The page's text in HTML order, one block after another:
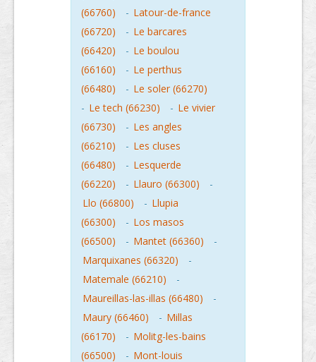
(66760)
- Latour-de-france
(66720)
- Le barcares
(66420)
- Le boulou
(66160)
- Le perthus
(66480)
- Le soler (66270)
- Le tech (66230) - Le vivier
(66730)
- Les angles
(66210)
- Les cluses
(66480)
- Lesquerde
(66220)
- Llauro (66300)
-
Llo (66800)
- Llupia
(66300)
- Los masos
(66500)
- Mantet (66360)
-
Marquixanes (66320)
-
Matemale (66210)
-
Maureillas-las-illas (66480)
-
Maury (66460)
- Millas
(66170)
- Molitg-les-bains
(66500)
- Mont-louis